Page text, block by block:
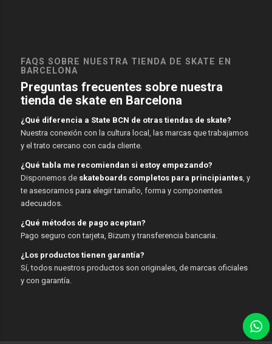
FAQS SOBRE NUESTRA TIENDA DE SKATE EN
BARCELONA
Preguntas frecuentes sobre nuestra
tienda de skate en Barcelona
¿Qué diferencia a State BCN de otras tiendas de skate?
Nuestra conexión con la cultura local, las marcas que trabajamos
y el trato cercano con cada cliente.
¿Qué tabla me recomiendan si estoy empezando?
Disponemos de skateboards completos para principiantes, y
te asesoramos para elegir tamaño, forma y componentes
adecuados.
¿Qué métodos de pago aceptan?
Pago seguro con tarjeta, Bizum y transferencia bancaria.
¿Los productos tienen garantía?
Sí, todos nuestros productos son originales, de marcas oficiales
y con garantía.